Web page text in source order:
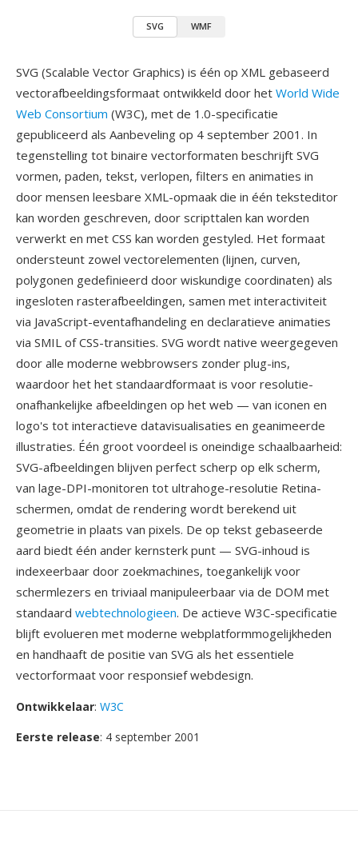
SVG WMF
SVG (Scalable Vector Graphics) is één op XML gebaseerd
vectorafbeeldingsformaat ontwikkeld door het World Wide
Web Consortium (W3C), met de 1.0-specificatie
gepubliceerd als Aanbeveling op 4 september 2001. In
tegenstelling tot binaire vectorformaten beschrijft SVG
vormen, paden, tekst, verlopen, filters en animaties in
door mensen leesbare XML-opmaak die in één teksteditor
kan worden geschreven, door scripttalen kan worden
verwerkt en met CSS kan worden gestyled. Het formaat
ondersteunt zowel vectorelementen (lijnen, curven,
polygonen gedefinieerd door wiskundige coordinaten) als
ingesloten rasterafbeeldingen, samen met interactiviteit
via JavaScript-eventafhandeling en declaratieve animaties
via SMIL of CSS-transities. SVG wordt native weergegeven
door alle moderne webbrowsers zonder plug-ins,
waardoor het het standaardformaat is voor resolutie-
onafhankelijke afbeeldingen op het web — van iconen en
logo's tot interactieve datavisualisaties en geanimeerde
illustraties. Één groot voordeel is oneindige schaalbaarheid:
SVG-afbeeldingen blijven perfect scherp op elk scherm,
van lage-DPI-monitoren tot ultrahoge-resolutie Retina-
schermen, omdat de rendering wordt berekend uit
geometrie in plaats van pixels. De op tekst gebaseerde
aard biedt één ander kernsterk punt — SVG-inhoud is
indexeerbaar door zoekmachines, toegankelijk voor
schermlezers en triviaal manipuleerbaar via de DOM met
standaard webtechnologieen. De actieve W3C-specificatie
blijft evolueren met moderne webplatformmogelijkheden
en handhaaft de positie van SVG als het essentiele
vectorformaat voor responsief webdesign.
Ontwikkelaar: W3C
Eerste release: 4 september 2001